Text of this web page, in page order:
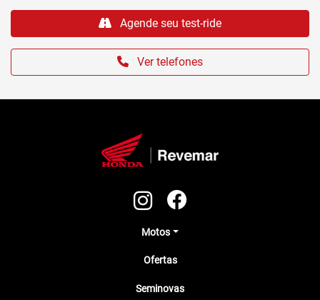
Ver telefones
Agende seu test-ride
Motos
Ofertas
Seminovas